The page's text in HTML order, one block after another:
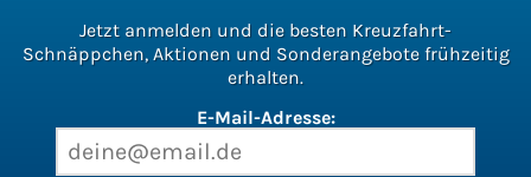
Jetzt anmelden und die besten Kreuzfahrt-
Schnäppchen, Aktionen und Sonderangebote frühzeitig
erhalten.
E-Mail-Adresse: